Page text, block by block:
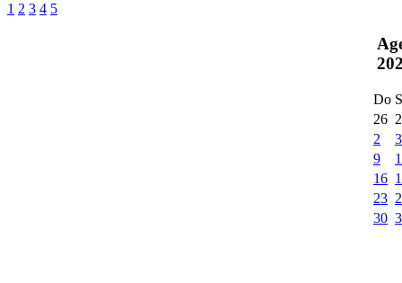
1 2 3 4 5
Do
26
2
3
9
16
23
30